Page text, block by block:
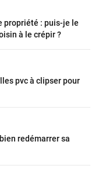
propriété : puis-je le
à le crépir ?
pvc à clipser pour
redémarrer sa